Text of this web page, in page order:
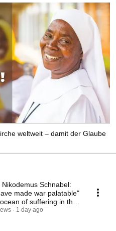
weltweit – damit der Glaube
Nikodemus Schnabel:
made war palatable"
of suffering in the
1 day ago